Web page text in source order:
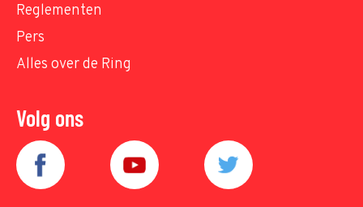
Reglementen
Pers
Alles over de Ring
Volg ons